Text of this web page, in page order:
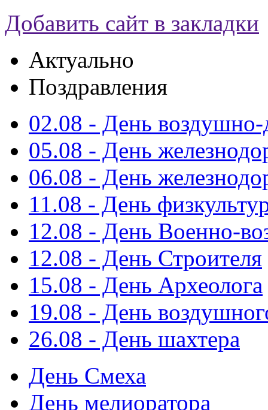
Добавить сайт в закладки
Актуально
Поздравления
02.08 - День воздушно-
05.08 - День
06.08 - День
11.08 - День
12.08 - День Военно-
12.08 - День Строителя
15.08 - День Археолога
19.08 - День
26.08 - День шахтера
День Смеха
День мелиоратора